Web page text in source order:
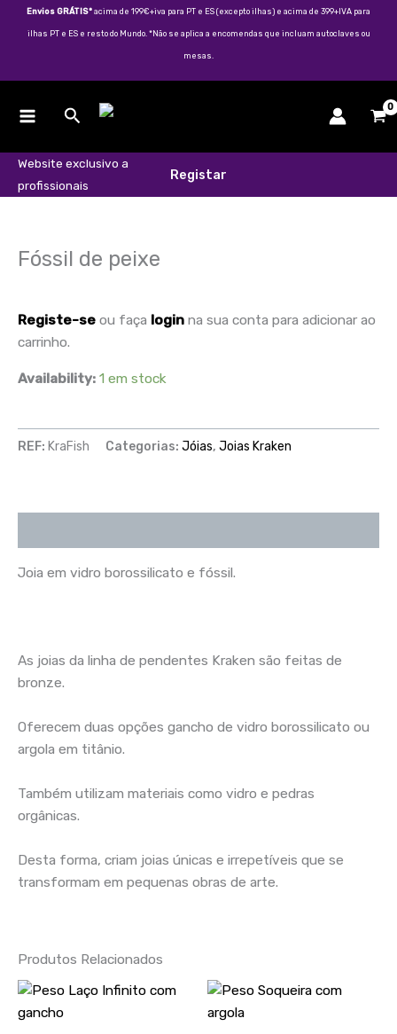
Envios GRÁTIS*acima de 199€+iva para PT e ES (excepto ilhas) e acima de 399+IVA para
ilhas PT e ES e resto do Mundo. *Não se aplica a encomendas que incluam autoclaves ou
mesas.
Search
Website exclusivo a
profissionais
Registar
Fóssil de peixe
Registe-se ou faça login na sua conta para adicionar ao
carrinho.
Availability: 1 em stock
Fóssil
REF: KraFish Categorias: Jóias, Joias Kraken
Joia em vidro borossilicato e fóssil.
As joias da linha de pendentes Kraken são feitas de
bronze.
Oferecem duas opções gancho de vidro borossilicato ou
argola em titânio.
Também utilizam materiais como vidro e pedras
orgânicas.
Desta forma, criam joias únicas e irrepetíveis que se
transformam em pequenas obras de arte.
Produtos Relacionados